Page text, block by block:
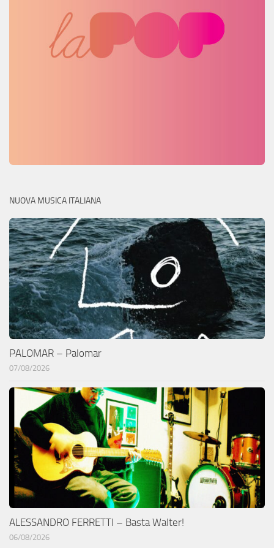
NUOVA MUSICA ITALIANA
PALOMAR – Palomar
07/08/2026
ALESSANDRO FERRETTI – Basta Walter!
06/08/2026